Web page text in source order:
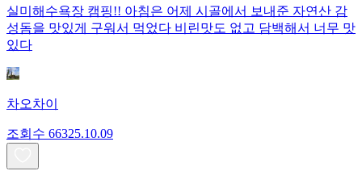
실미해수욕장 캠핑!! 아침은 어제 시골에서 보내준 자연산 감
성돔을 맛있게 구워서 먹었다 비린맛도 없고 담백해서 너무 맛
있다
차오차이
조회수 66325.10.09